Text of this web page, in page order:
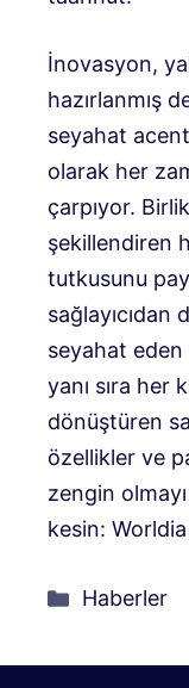
İnovasyon,
hazırlanmış
seyahat
olarak her
çarpıyor.
şekillendiren
tutkusunu
sağlayıcıdan
seyahat eden
yanı sıra her
dönüştüren
özellikler ve
zengin
kesin:
Kategoriler
Haberler